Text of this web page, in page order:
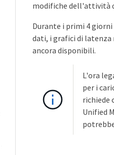
modifiche dell'attività
Durante i primi 4
dati, i grafici di latenza
ancora disponibili.
L'ora
per i
richiede
Unified